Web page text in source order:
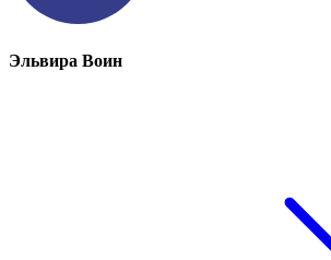
Эльвира Воин